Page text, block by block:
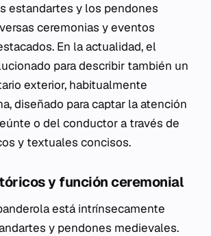
estandartes y los pendones
ceremonias y eventos
En la actualidad, el
para describir también un
exterior, habitualmente
diseñado para captar la atención
o del conductor a través de
y textuales concisos.
y función ceremonial
está intrínsecamente
y pendones medievales.